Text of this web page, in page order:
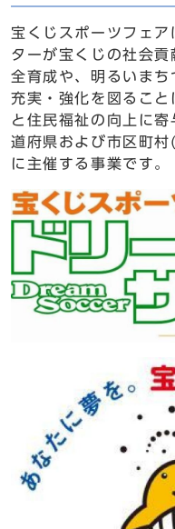
宝くじスポーツフェ
ターが宝くじの社会
全育成や、明るいま
充実・強化を図るこ
と住民福祉の向上に
道府県および市区町
に主催する事業です。